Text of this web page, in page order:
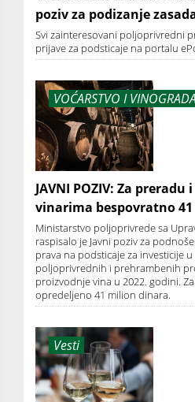
poziv za podizanje
Svi zainteresovani poljoprivredni
prijave za podsticaje na portalu
VOĆARSTVO I
JAVNI POZIV: Za
vinarima bespovratno
Ministarstvo poljoprivrede sa
raspisalo je Javni poziv za
prava na podsticaje za investicije
poljoprivrednih i prehrambenih
proizvodnje vina u 2022. godini.
opredeljeno 41 milion dinara.
Vesti